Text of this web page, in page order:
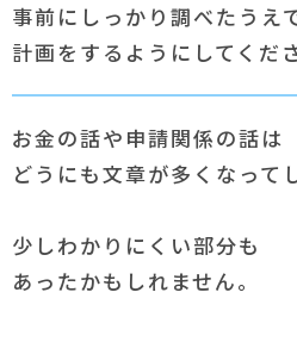
事前にしっかり調べたうえ
計画をするようにしてくだ
お金の話や申請関係の話は
どうにも文章が多くなって
少しわかりにくい部分も
あったかもしれません。